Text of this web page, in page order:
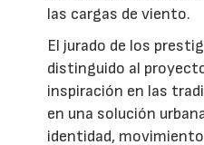
las cargas de viento.
El jurado de los
distinguido al
inspiración en las
en una solución
identidad,